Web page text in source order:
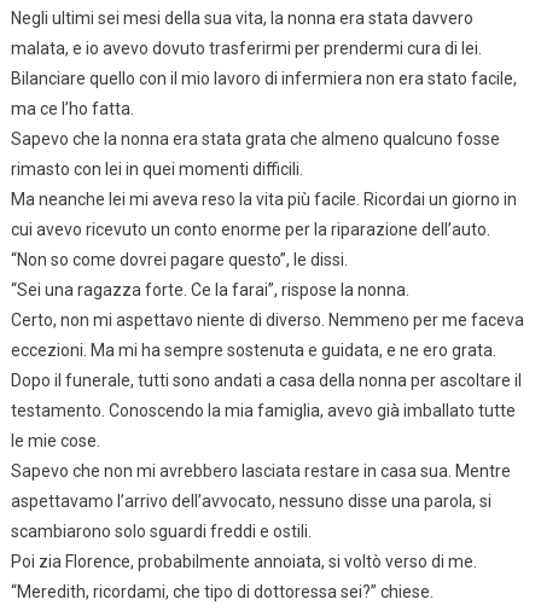
Negli ultimi sei mesi della sua vita, la nonna era stata davvero
malata, e io avevo dovuto trasferirmi per prendermi cura di lei.
Bilanciare quello con il mio lavoro di infermiera non era stato facile,
ma ce l’ho fatta.
Sapevo che la nonna era stata grata che almeno qualcuno fosse
rimasto con lei in quei momenti difficili.
Ma neanche lei mi aveva reso la vita più facile. Ricordai un giorno in
cui avevo ricevuto un conto enorme per la riparazione dell’auto.
“Non so come dovrei pagare questo”, le dissi.
“Sei una ragazza forte. Ce la farai”, rispose la nonna.
Certo, non mi aspettavo niente di diverso. Nemmeno per me faceva
eccezioni. Ma mi ha sempre sostenuta e guidata, e ne ero grata.
Dopo il funerale, tutti sono andati a casa della nonna per ascoltare il
testamento. Conoscendo la mia famiglia, avevo già imballato tutte
le mie cose.
Sapevo che non mi avrebbero lasciata restare in casa sua. Mentre
aspettavamo l’arrivo dell’avvocato, nessuno disse una parola, si
scambiarono solo sguardi freddi e ostili.
Poi zia Florence, probabilmente annoiata, si voltò verso di me.
“Meredith, ricordami, che tipo di dottoressa sei?” chiese.